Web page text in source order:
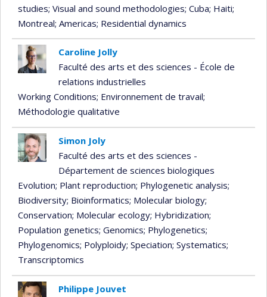
studies; Visual and sound methodologies; Cuba; Haiti;
Montreal; Americas; Residential dynamics
Caroline Jolly
Faculté des arts et des sciences - École de
relations industrielles
Working Conditions; Environnement de travail;
Méthodologie qualitative
Simon Joly
Faculté des arts et des sciences -
Département de sciences biologiques
Evolution; Plant reproduction; Phylogenetic analysis;
Biodiversity; Bioinformatics; Molecular biology;
Conservation; Molecular ecology; Hybridization;
Population genetics; Genomics; Phylogenetics;
Phylogenomics; Polyploidy; Speciation; Systematics;
Transcriptomics
Philippe Jouvet